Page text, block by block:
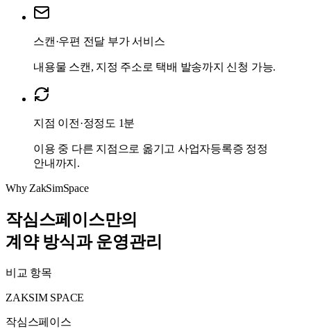
스캔·우편 전달 부가 서비스
내용물 스캔, 지정 주소로 택배 발송까지 신청 가능.
지점 이전·정정도 1분
이용 중 다른 지점으로 옮기고 사업자등록증 정정
안내까지.
Why ZakSimSpace
작심스페이스만의
계약 방식과 운영관리
비교 항목
ZAKSIM SPACE
작심스페이스